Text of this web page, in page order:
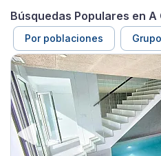
Búsquedas Populares en A
Por poblaciones